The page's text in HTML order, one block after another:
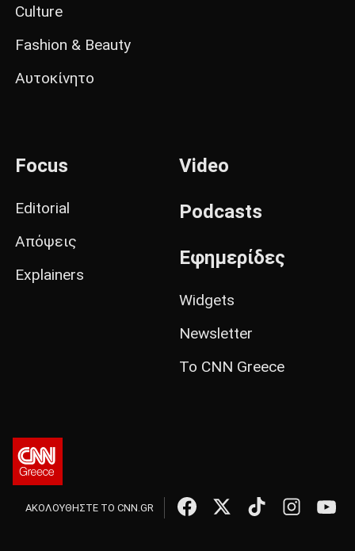
Culture
Fashion & Beauty
Αυτοκίνητο
Focus
Editorial
Απόψεις
Explainers
Video
Podcasts
Εφημερίδες
Widgets
Newsletter
Το CNN Greece
ΑΚΟΛΟΥΘΗΣΤΕ ΤΟ CNN.GR